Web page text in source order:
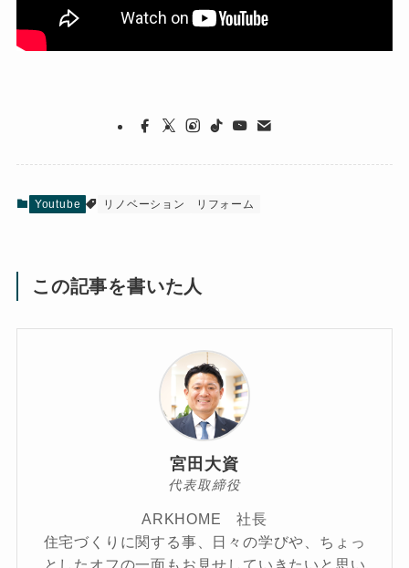
Youtube リノベーション リフォーム
この記事を書いた人
宮田大資
代表取締役
ARKHOME 社長
住宅づくりに関する事、日々の学びや、ちょっ
としたオフの一面もお見せしていきたいと思い